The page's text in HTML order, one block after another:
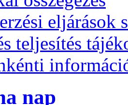
eljárások
teljesítés
nap